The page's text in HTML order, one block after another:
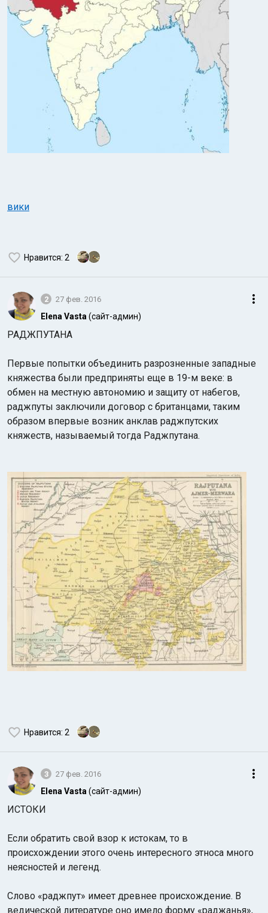
вики
Нравится: 2
2 27 фев. 2016
Elena Vasta (сайт-админ)
РАДЖПУТАНА
Первые попытки объединить разрозненные западные
княжества были предприняты еще в 19-м веке: в
обмен на местную автономию и защиту от набегов,
раджпуты заключили договор с британцами, таким
образом впервые возник анклав раджпутских
княжеств, называемый тогда Раджпутана.
Нравится: 2
3 27 фев. 2016
Elena Vasta (сайт-админ)
ИСТОКИ
Если обратить свой взор к истокам, то в
происхождении этого очень интересного этноса много
неясностей и легенд.
Слово «раджпут» имеет древнее происхождение. В
ведической литературе оно имело форму «раджанья»,